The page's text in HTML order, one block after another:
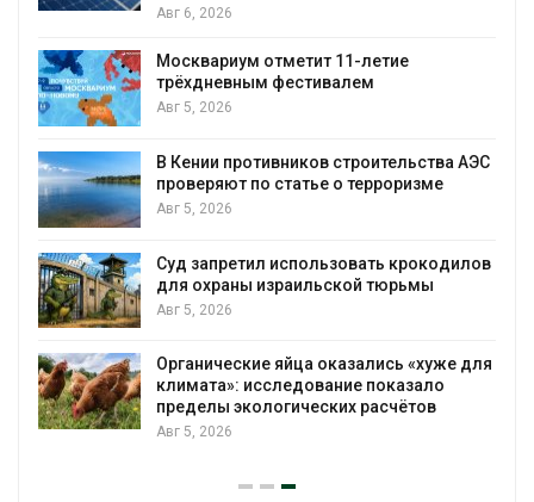
Авг 6, 2026
Москвариум отметит 11-летие
трёхдневным фестивалем
Авг 5, 2026
В Кении противников строительства АЭС
проверяют по статье о терроризме
Авг 5, 2026
Суд запретил использовать крокодилов
для охраны израильской тюрьмы
Авг 5, 2026
Органические яйца оказались «хуже для
климата»: исследование показало
пределы экологических расчётов
Авг 5, 2026